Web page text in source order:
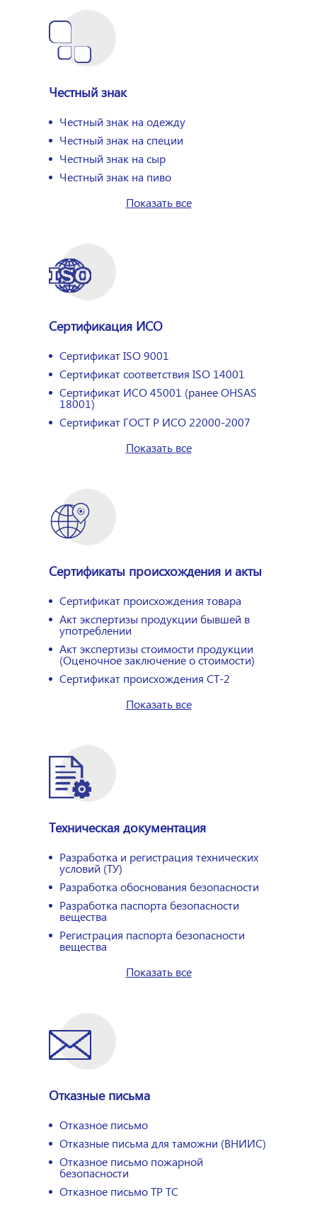
Честный знак
Честный знак на одежду
Честный знак на специи
Честный знак на сыр
Честный знак на пиво
Показать все
Сертификация ИСО
Сертификат ISO 9001
Сертификат соответствия ISO 14001
Сертификат ИСО 45001 (ранее OHSAS
18001)
Сертификат ГОСТ Р ИСО 22000-2007
Показать все
Сертификаты происхождения и акты
Сертификат происхождения товара
Акт экспертизы продукции бывшей в
употреблении
Акт экспертизы стоимости продукции
(Оценочное заключение о стоимости)
Сертификат происхождения СТ-2
Показать все
Техническая документация
Разработка и регистрация технических
условий (ТУ)
Разработка обоснования безопасности
Разработка паспорта безопасности
вещества
Регистрация паспорта безопасности
вещества
Показать все
Отказные письма
Отказное письмо
Отказные письма для таможни (ВНИИС)
Отказное письмо пожарной
безопасности
Отказное письмо ТР ТС